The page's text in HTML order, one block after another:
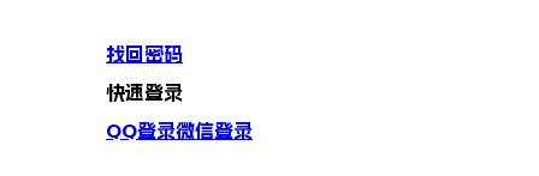
找回密码
快速登录
QQ登录微信登录